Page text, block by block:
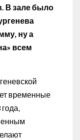
В зале было
ну а
всем
временные